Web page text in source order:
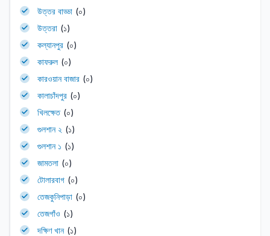
উত্তর বাড্ডা (০)
উত্তরা (১)
কল্যানপুর (০)
কাফরুল (০)
কারওয়ান বাজার (০)
কালাচাঁদপুর (০)
খিলক্ষেত (০)
গুলশান ২ (১)
গুলশান ১ (১)
জামতলা (০)
টোলারবাগ (০)
তেজকুনিপাড়া (০)
তেজগাঁও (১)
দক্ষিণ খান (১)